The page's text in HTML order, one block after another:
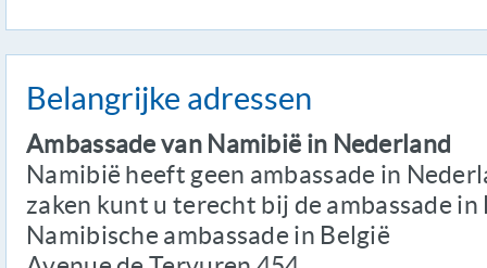
Belangrijke adressen
Ambassade van Namibië in Nederland
Namibië heeft geen ambassade in
zaken kunt u terecht bij de ambassade in
Namibische ambassade in België